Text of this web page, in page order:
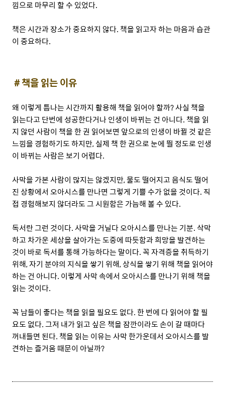
낌으로 마무리 할 수 있었다.
책은 시간과 장소가 중요하지 않다. 책을 읽고자 하는 마음과 습관
이 중요하다.
＃책을 읽는 이유
왜 이렇게 틈나는 시간까지 활용해 책을 읽어야 할까? 사실 책을
읽는다고 단번에 성공한다거나 인생이 바뀌는 건 아니다. 책을 읽
지 않던 사람이 책을 한 권 읽어보면 앞으로의 인생이 바뀔 것 같은
느낌을 경험하기도 하지만, 실제 책 한 권으로 눈에 띌 정도로 인생
이 바뀌는 사람은 보기 어렵다.
사막을 가본 사람이 많지는 않겠지만, 물도 떨어지고 음식도 떨어
진 상황에서 오아시스를 만나면 그렇게 기쁠 수가 없을 것이다. 직
접 경험해보지 않더라도 그 시원함은 가늠해 볼 수 있다.
독서란 그런 것이다. 사막을 거닐다 오아시스를 만나는 기분. 삭막
하고 차가운 세상을 살아가는 도중에 따듯함과 희망을 발견하는
것이 바로 독서를 통해 가능하다는 말이다. 꼭 자격증을 취득하기
위해, 자기 분야의 지식을 쌓기 위해, 상식을 쌓기 위해 책을 읽어야
하는 건 아니다. 이렇게 사막 속에서 오아시스를 만나기 위해 책을
읽는 것이다.
꼭 남들이 좋다는 책을 읽을 필요도 없다. 한 번에 다 읽어야 할 필
요도 없다. 그저 내가 읽고 싶은 책을 잠깐이라도 손이 갈 때마다
꺼내들면 된다. 책을 읽는 이유는 사막 한가운데서 오아시스를 발
견하는 즐거움 때문이 아닐까?